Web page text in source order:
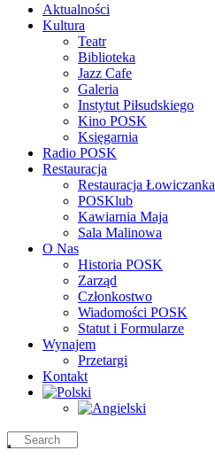
Aktualności
Kultura
Teatr
Biblioteka
Jazz Cafe
Galeria
Instytut Piłsudskiego
Kino POSK
Księgarnia
Radio POSK
Restauracja
Restauracja Łowiczanka
POSKlub
Kawiarnia Maja
Sala Malinowa
O Nas
Historia POSK
Zarząd
Członkostwo
Wiadomości POSK
Statut i Formularze
Wynajem
Przetargi
Kontakt